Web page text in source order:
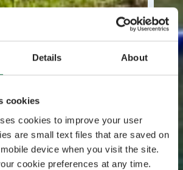
Details About
cookies
cookies to improve your user
are small text files that are saved on
device when you visit the site.
cookie preferences at any time.